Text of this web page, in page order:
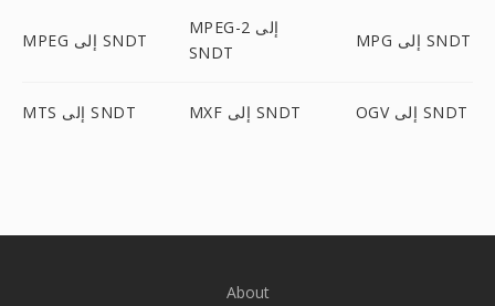
MPEG إلى SNDT
MPEG-2 إلى
SNDT
MPG إلى SNDT
MTS إلى SNDT MXF إلى SNDT OGV إلى SNDT
About